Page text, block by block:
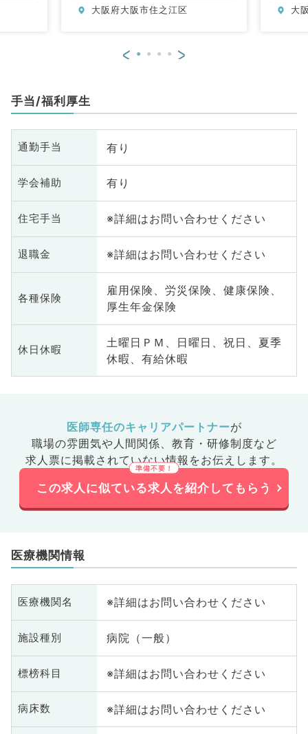
大阪府大阪市住之江区 大
< >
手当/福利厚生
通勤手当 有り
学会補助 有り
住宅手当 ※詳細はお問い合わせください
退職金 ※詳細はお問い合わせください
各種保険
雇用保険、労災保険、健康保険、
厚生年金保険
休日休暇
土曜日ＰＭ、日曜日、祝日、夏季
休暇、有給休暇
医師専任のキャリアパートナーが
職場の雰囲気や人間関係、 教育・研修制度など
求人票に掲載されていない情報をお伝えします。
この求人に似ている求人を紹介してもらう
医療機関情報
医療機関名 ※詳細はお問い合わせください
施設種別 病院（一般）
標榜科目 ※詳細はお問い合わせください
病床数 ※詳細はお問い合わせください